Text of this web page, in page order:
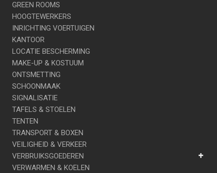
GREEN ROOMS
HOOGTEWERKERS
INRICHTING VOERTUIGEN
KANTOOR
LOCATIE BESCHERMING
MAKE-UP & KOSTUUM
ONTSMETTING
SCHOONMAAK
SIGNALISATIE
TAFELS & STOELEN
TENTEN
TRANSPORT & BOXEN
VEILIGHEID & VERKEER
VERBRUIKSGOEDEREN
VERWARMEN & KOELEN